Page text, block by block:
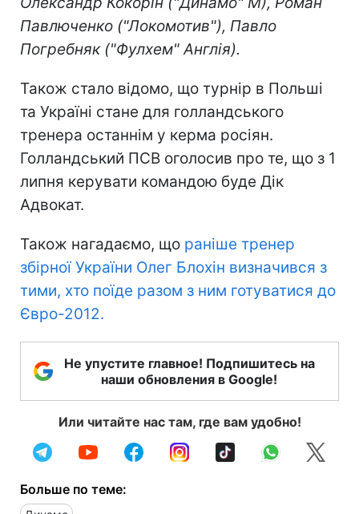
Павлюченко ("Локомотив"), Павло
Погребняк ("Фулхем" Англія).
Також стало відомо, що турнір в Польші
та Україні стане для голландського
тренера останнім у керма росіян.
Голландський ПСВ оголосив про те, що з 1
липня керувати командою буде Дік
Адвокат.
Також нагадаємо, що раніше тренер
збірної України Олег Блохін визначився з
тими, хто поїде разом з ним готуватися до
Євро-2012.
Не упустите главное! Подпишитесь на
наши обновления в Google!
Или читайте нас там, где вам удобно!
Больше по теме: